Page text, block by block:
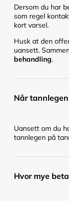
Dersom du har
som regel
kort varsel.
Husk at den
uansett.
behandling.
Når
Uansett om du
tannlegen på
Hvor mye